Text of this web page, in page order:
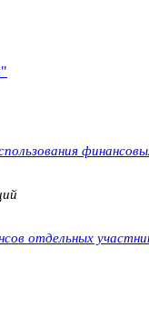
отдельных